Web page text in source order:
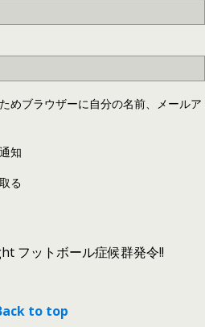
めブラウザーに自分の名前、メールア
知
る
フットボール症候群発令!!
to top